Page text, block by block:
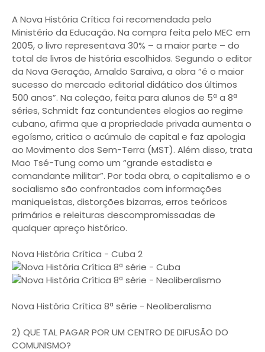
A Nova História Crítica foi recomendada pelo
Ministério da Educação. Na compra feita pelo MEC em
2005, o livro representava 30% – a maior parte – do
total de livros de história escolhidos. Segundo o editor
da Nova Geração, Arnaldo Saraiva, a obra “é o maior
sucesso do mercado editorial didático dos últimos
500 anos”. Na coleção, feita para alunos de 5ª a 8ª
séries, Schmidt faz contundentes elogios ao regime
cubano, afirma que a propriedade privada aumenta o
egoísmo, critica o acúmulo de capital e faz apologia
ao Movimento dos Sem-Terra (MST). Além disso, trata
Mao Tsé-Tung como um “grande estadista e
comandante militar”. Por toda obra, o capitalismo e o
socialismo são confrontados com informações
maniqueístas, distorções bizarras, erros teóricos
primários e releituras descompromissadas de
qualquer apreço histórico.
Nova História Crítica - Cuba 2
Nova História Crítica 8ª série - Neoliberalismo
2) QUE TAL PAGAR POR UM CENTRO DE DIFUSÃO DO
COMUNISMO?